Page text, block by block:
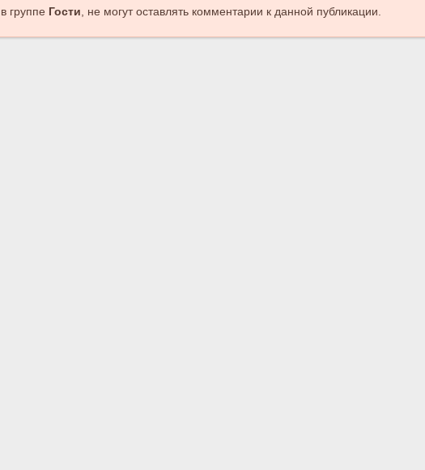
группе Гости , не могут оставлять комментарии к данной публикации.